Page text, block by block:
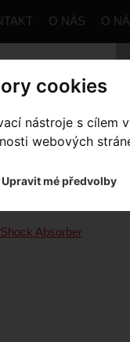
cookies
nástroje s cílem
webových
Upravit mé předvolby
O NÁS O
29